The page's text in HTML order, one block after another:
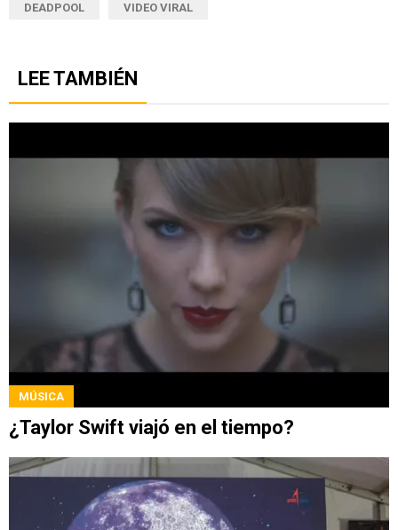
DEADPOOL VIDEO VIRAL
LEE TAMBIÉN
MÚSICA
¿Taylor Swift viajó en el tiempo?